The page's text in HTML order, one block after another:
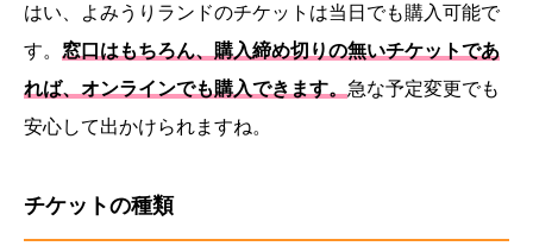
はい、よみうりランドのチケットは当日でも購入可能で
す。 窓口はもちろん、購入締め切りの無いチケットであ
れば、オンラインでも購入できます。 急な予定変更でも
安心して出かけられますね。
チケットの種類